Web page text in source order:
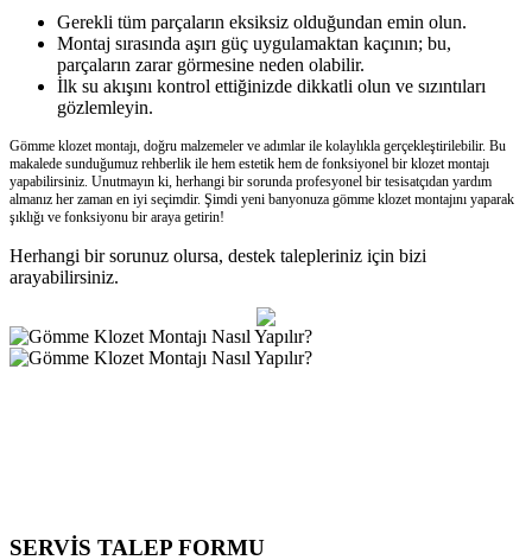
Gerekli tüm parçaların eksiksiz olduğundan emin olun.
Montaj sırasında aşırı güç uygulamaktan kaçının; bu,
parçaların zarar görmesine neden olabilir.
İlk su akışını kontrol ettiğinizde dikkatli olun ve sızıntıları
gözlemleyin.
Gömme klozet montajı, doğru malzemeler ve adımlar ile kolaylıkla gerçekleştirilebilir. Bu
makalede sunduğumuz rehberlik ile hem estetik hem de fonksiyonel bir klozet montajı
yapabilirsiniz. Unutmayın ki, herhangi bir sorunda profesyonel bir tesisatçıdan yardım
almanız her zaman en iyi seçimdir. Şimdi yeni banyonuza gömme klozet montajını yaparak
şıklığı ve fonksiyonu bir araya getirin!
Herhangi bir sorunuz olursa, destek talepleriniz için bizi
arayabilirsiniz.
SERVİS TALEP FORMU